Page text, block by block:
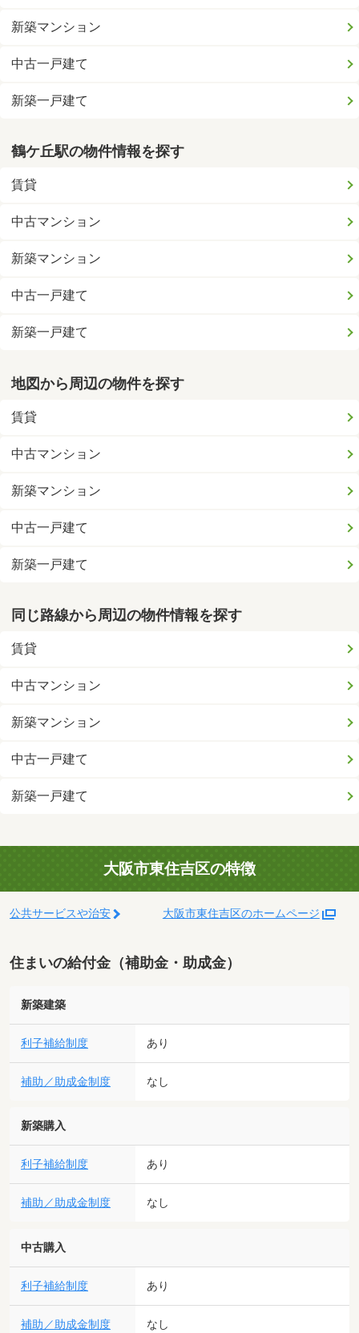
新築マンション
中古一戸建て
新築一戸建て
鶴ケ丘駅の物件情報を探す
賃貸
中古マンション
新築マンション
中古一戸建て
新築一戸建て
地図から周辺の物件を探す
賃貸
中古マンション
新築マンション
中古一戸建て
新築一戸建て
同じ路線から周辺の物件情報を探す
賃貸
中古マンション
新築マンション
中古一戸建て
新築一戸建て
大阪市東住吉区の特徴
公共サービスや治安 大阪市東住吉区のホームページ
住まいの給付金（補助金・助成金）
新築建築
利子補給制度 あり
補助／助成金制度 なし
新築購入
利子補給制度 あり
補助／助成金制度 なし
中古購入
利子補給制度 あり
補助／助成金制度 なし